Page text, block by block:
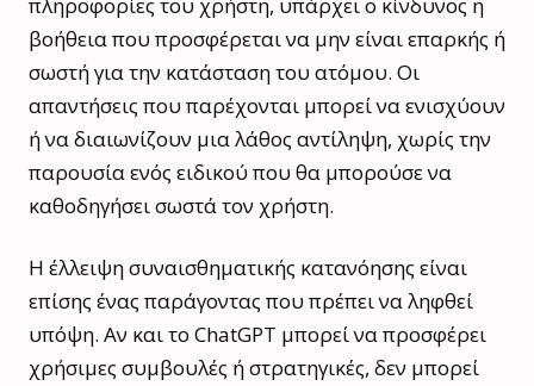
πληροφορίες του χρήστη, υπάρχει ο κίνδυνος η
βοήθεια που προσφέρεται να μην είναι επαρκής ή
σωστή για την κατάσταση του ατόμου. Οι
απαντήσεις που παρέχονται μπορεί να ενισχύουν
ή να διαιωνίζουν μια λάθος αντίληψη, χωρίς την
παρουσία ενός ειδικού που θα μπορούσε να
καθοδηγήσει σωστά τον χρήστη.
Η έλλειψη συναισθηματικής κατανόησης είναι
επίσης ένας παράγοντας που πρέπει να ληφθεί
υπόψη. Αν και το ChatGPT μπορεί να προσφέρει
χρήσιμες συμβουλές ή στρατηγικές, δεν μπορεί